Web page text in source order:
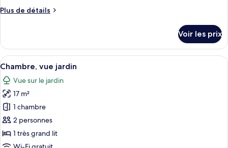
chambre :
Plus de détails
Plus
le
type
de
Chambre
Confort
Voir les prix
Afficher
toutes
les
photos
pour
ce
type
de
Chambre, vue jardin | Literie de
5
Chambre, vue jardin
Vue sur le jardin
17 m²
1 chambre
2 personnes
1 très grand lit